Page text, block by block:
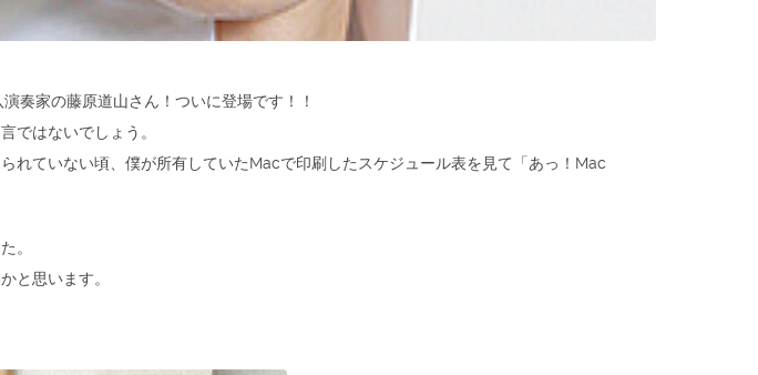
奏家の藤原道山さん！ついに登場です！！
ではないでしょう。
れていない頃、僕が所有していたMacで印刷したスケジュール表を見て「あっ！Mac
。
と思います。